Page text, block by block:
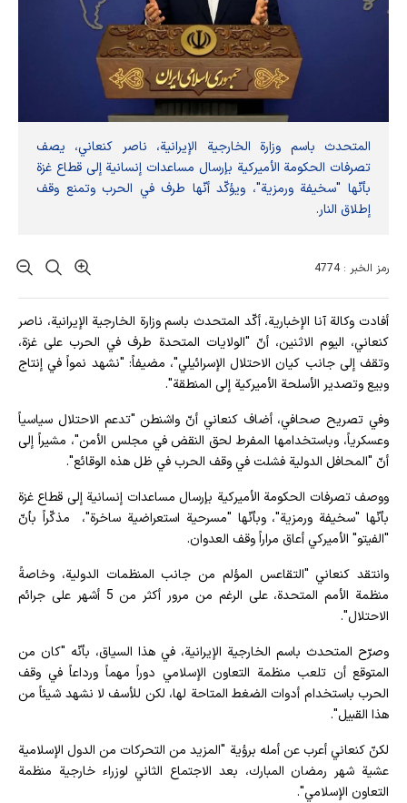
المتحدث باسم وزارة الخارجية الإيرانية، ناصر كنعاني، يصف
تصرفات الحكومة الأميركية بإرسال مساعدات إنسانية إلى قطاع غزة
بأنّها "سخيفة ورمزية"، ويؤكّد أنّها طرف في الحرب وتمنع وقف
إطلاق النار.
رمز الخبر : 4774
أفادت وکالة آنا الإخباریة، أكّد المتحدث باسم وزارة الخارجية الإيرانية، ناصر
كنعاني، اليوم الاثنين، أنّ "الولايات المتحدة طرف في الحرب على غزة،
وتقف إلى جانب كيان الاحتلال الإسرائيلي"، مضيفاً: "نشهد نمواً في إنتاج
وبيع وتصدير الأسلحة الأميركية إلى المنطقة".
وفي تصريح صحافي، أضاف كنعاني أنّ واشنطن "تدعم الاحتلال سياسياً
وعسكرياً، وباستخدامها المفرط لحق النقض في مجلس الأمن"، مشيراً إلى
أنّ "المحافل الدولية فشلت في وقف الحرب في ظل هذه الوقائع".
ووصف تصرفات الحكومة الأميركية بإرسال مساعدات إنسانية إلى قطاع غزة
بأنّها "سخيفة ورمزية"، وبأنّها "مسرحية استعراضية ساخرة"، مذكّراً بأنّ
"الفيتو" الأميركي أعاق مراراً وقف العدوان.
وانتقد كنعاني "التقاعس المؤلم من جانب المنظمات الدولية، وخاصةً
منظمة الأمم المتحدة، على الرغم من مرور أكثر من 5 أشهر على جرائم
الاحتلال".
وصرّح المتحدث باسم الخارجية الإيرانية، في هذا السياق، بأنّه "كان من
المتوقع أن تلعب منظمة التعاون الإسلامي دوراً مهماً ورداعاً في وقف
الحرب باستخدام أدوات الضغط المتاحة لها، لكن للأسف لا نشهد شيئاً من
هذا القبيل".
لكنّ كنعاني أعرب عن أمله برؤية "المزيد من التحركات من الدول الإسلامية
عشية شهر رمضان المبارك، بعد الاجتماع الثاني لوزراء خارجية منظمة
التعاون الإسلامي".